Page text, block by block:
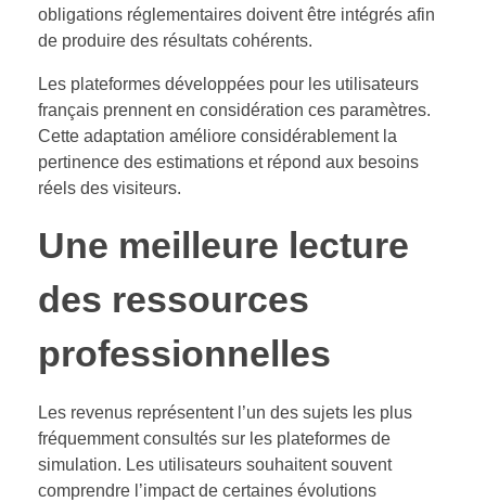
obligations réglementaires doivent être intégrés afin
de produire des résultats cohérents.
Les plateformes développées pour les utilisateurs
français prennent en considération ces paramètres.
Cette adaptation améliore considérablement la
pertinence des estimations et répond aux besoins
réels des visiteurs.
Une meilleure lecture
des ressources
professionnelles
Les revenus représentent l’un des sujets les plus
fréquemment consultés sur les plateformes de
simulation. Les utilisateurs souhaitent souvent
comprendre l’impact de certaines évolutions